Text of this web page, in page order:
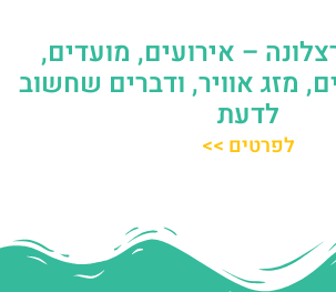
– אירועים, מועדים,
מזג אוויר, ודברים שחשוב
לדעת
לפרטים >>